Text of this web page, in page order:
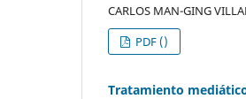
CARLOS MAN-GING
PDF ()
Tratamiento